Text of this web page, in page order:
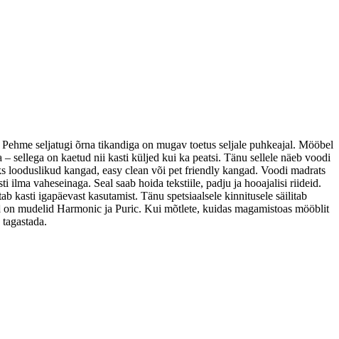
seljatugi õrna tikandiga on mugav toetus seljale puhkeajal. Mööbel
sellega on kaetud nii kasti küljed kui ka peatsi. Tänu sellele näeb voodi
looduslikud kangad, easy clean või pet friendly kangad. Voodi madrats
vaheseinaga. Seal saab hoida tekstiile, padju ja hooajalisi riideid.
kasti igapäevast kasutamist. Tänu spetsiaalsele kinnitusele säilitab
mudelid Harmonic ja Puric. Kui mõtlete, kuidas magamistoas mööblit